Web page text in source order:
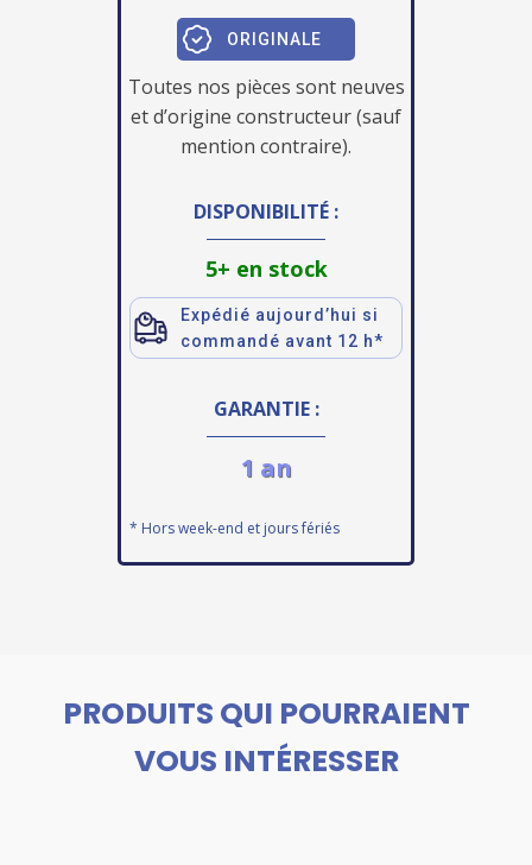
ORIGINALE
Toutes nos pièces sont neuves
et d’origine constructeur (sauf
mention contraire).
DISPONIBILITÉ :
5+ en stock
Expédié aujourd’hui si
commandé avant 12 h*
GARANTIE :
1 an
* Hors week-end et jours fériés
PRODUITS QUI POURRAIENT
VOUS INTÉRESSER